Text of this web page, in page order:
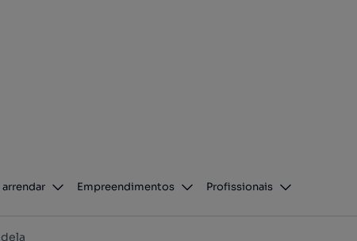
arrendar Empreendimentos Profissionais